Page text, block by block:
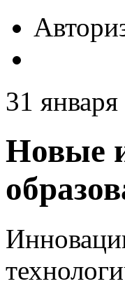
31
Новые